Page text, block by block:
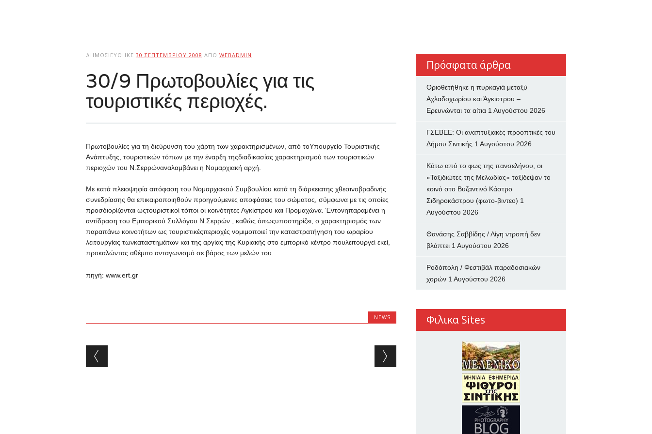
ΔΗΜΟΣΙΕΎΘΗΚΕ 30 ΣΕΠΤΕΜΒΡΊΟΥ 2008 ΑΠΌ WEBADMIN
30/9 Πρωτοβουλίες για τις
τουριστικές περιοχές.
Πρωτοβουλίες για τη διεύρυνση του χάρτη των χαρακτηρισμένων, από τοΥπουργείο Τουριστικής
Ανάπτυξης, τουριστικών τόπων με την έναρξη τηςδιαδικασίας χαρακτηρισμού των τουριστικών
περιοχών του Ν.Σερρώναναλαμβάνει η Νομαρχιακή αρχή.
Με κατά πλειοψηφία απόφαση του Νομαρχιακού Συμβουλίου κατά τη διάρκειατης χθεσινοβραδινής
συνεδρίασης θα επικαιροποιηθούν προηγούμενες αποφάσεις του σώματος, σύμφωνα με τις οποίες
προσδιορίζονται ωςτουριστικοί τόποι οι κοινότητες Αγκίστρου και Προμαχώνα. Έντονηπαραμένει η
αντίδραση του Εμπορικού Συλλόγου Ν.Σερρών , καθώς όπωςυποστηρίζει, ο χαρακτηρισμός των
παραπάνω κοινοτήτων ως τουριστικέςπεριοχές νομιμοποιεί την καταστρατήγηση του ωραρίου
λειτουργίας τωνκαταστημάτων και της αργίας της Κυριακής στο εμπορικό κέντρο πουλειτουργεί εκεί,
προκαλώντας αθέμιτο ανταγωνισμό σε βάρος των μελών του.
πηγή: www.ert.gr
NEWS
Post navigation
Πρόσφατα άρθρα
Οριοθετήθηκε η πυρκαγιά μεταξύ
Αχλαδοχωρίου και Άγκιστρου –
Ερευνώνται τα αίτια 1 Αυγούστου 2026
ΓΣΕΒΕΕ: Οι αναπτυξιακές προοπτικές του
Δήμου Σιντικής 1 Αυγούστου 2026
Κάτω από το φως της πανσελήνου, οι
«Ταξιδιώτες της Μελωδίας» ταξίδεψαν το
κοινό στο Βυζαντινό Κάστρο
Σιδηροκάστρου (φωτο-βιντεο) 1
Αυγούστου 2026
Θανάσης Σαββίδης / Λίγη ντροπή δεν
βλάπτει 1 Αυγούστου 2026
Ροδόπολη / Φεστιβάλ παραδοσιακών
χορών 1 Αυγούστου 2026
Φιλικα Sites